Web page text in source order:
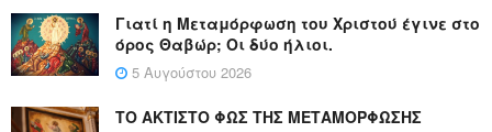
Γιατί η Μεταμόρφωση του Χριστού έγινε στο
όρος Θαβώρ; Οι δύο ήλιοι.
5 Αυγούστου 2026
ΤΟ ΑΚΤΙΣΤΟ ΦΩΣ ΤΗΣ ΜΕΤΑΜΟΡΦΩΣΗΣ